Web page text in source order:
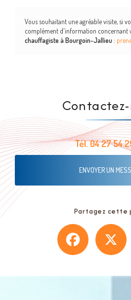
Vous souhaitant une agréable visite, si
complément d'information concernant
chauffagiste à Bourgoin-Jallieu :
Tél.04 27 54
ENVOYER UN
Partagez cette
Facebook